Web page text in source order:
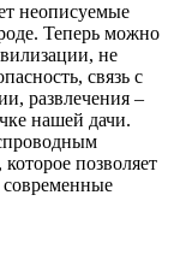
неописуемые
Теперь можно
не
связь с
развлечения –
нашей дачи.
позволяет
современные